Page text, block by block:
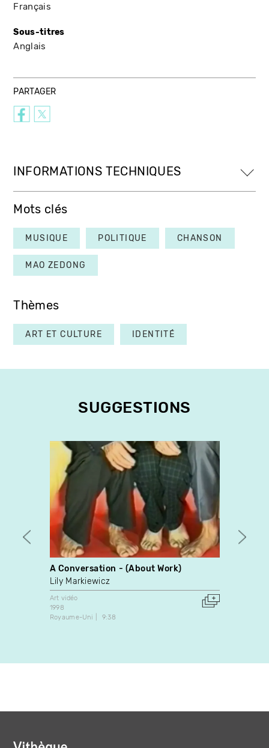
Français
Sous-titres
Anglais
PARTAGER
INFORMATIONS TECHNIQUES
Mots clés
MUSIQUE POLITIQUE CHANSON
MAO ZEDONG
Thèmes
ART ET CULTURE IDENTITÉ
SUGGESTIONS
A Conversation - (About Work)
Lily Markiewicz
Art vidéo
1998
Royaume-Uni
9:38